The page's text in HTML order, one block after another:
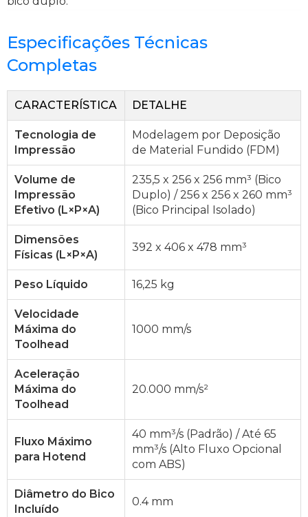
Especificações Técnicas
Completas
CARACTERÍSTICA DETALHE
Tecnologia de
Impressão
Modelagem por Deposição
de Material Fundido (FDM)
Volume de
Impressão
Efetivo (L×P×A)
235,5 x 256 x 256 mm³ (Bico
Duplo) / 256 x 256 x 260 mm³
(Bico Principal Isolado)
Dimensões
Físicas (L×P×A)
392 x 406 x 478 mm³
Peso Líquido 16,25 kg
Velocidade
Máxima do
Toolhead
1000 mm/s
Aceleração
Máxima do
Toolhead
20.000 mm/s²
Fluxo Máximo
para Hotend
40 mm³/s (Padrão) / Até 65
mm³/s (Alto Fluxo Opcional
com ABS)
Diâmetro do Bico
Incluído
0.4 mm